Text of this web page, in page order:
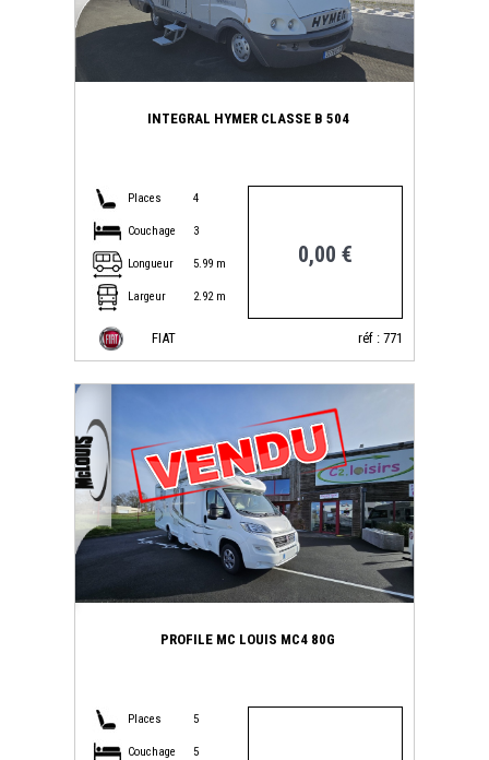
INTEGRAL HYMER CLASSE B 504
Places 4
Couchage 3
Longueur 5.99 m
Largeur 2.92 m
0,00 €
FIAT réf : 771
PROFILE MC LOUIS MC4 80G
Places 5
Couchage 5